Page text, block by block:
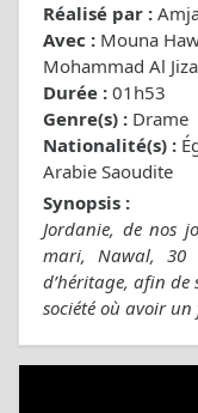
Réalisé par :
Avec : Mouna
Mohammad Al
Durée : 01h53
Genre(s) : Drame
Nationalité(s) :
Arabie Saoudite
Synopsis :
Jordanie, de nos
mari, Nawal,
d’héritage, afin de
société où avoir